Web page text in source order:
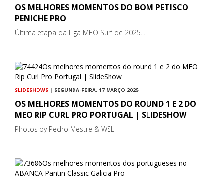
OS MELHORES MOMENTOS DO BOM PETISCO
PENICHE PRO
Última etapa da Liga MEO Surf de 2025...
SLIDESHOWS | SEGUNDA-FEIRA, 17 MARÇO 2025
OS MELHORES MOMENTOS DO ROUND 1 E 2 DO
MEO RIP CURL PRO PORTUGAL | SLIDESHOW
Photos by Pedro Mestre & WSL